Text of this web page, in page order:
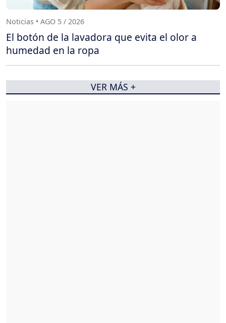
Noticias • AGO 5 / 2026
El botón de la lavadora que evita el olor a
humedad en la ropa
VER MÁS +